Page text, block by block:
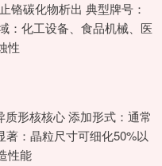
铬碳化物析出 典型牌号：
：化工设备、食品机械、医
性
形核核心 添加形式：通常
著：晶粒尺寸可细化50%以
性能